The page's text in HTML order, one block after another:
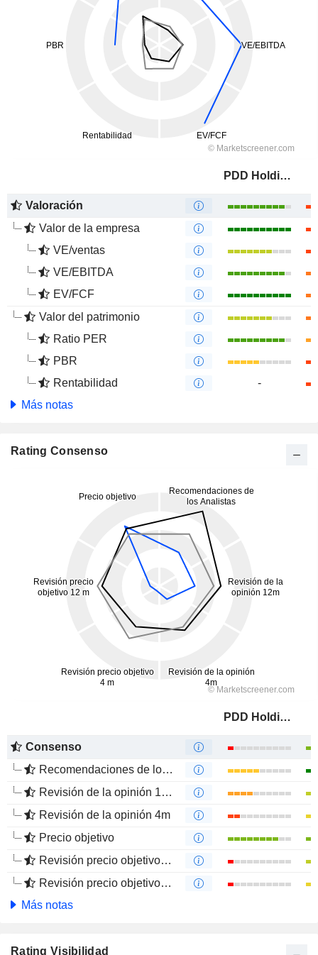
PDD Holdings Inc.
Valoración
Valor de la empresa
VE/ventas
VE/EBITDA
EV/FCF
Valor del patrimonio
Ratio PER
PBR
Rentabilidad
-
Más notas
Rating Consenso
PDD Holdings Inc.
Consenso
Recomendaciones de los Analistas
Revisión de la opinión 12m
Revisión de la opinión 4m
Precio objetivo
Revisión precio objetivo 12 m
Revisión precio objetivo 4 m
Más notas
Rating Visibilidad